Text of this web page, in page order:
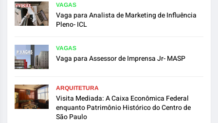
VAGAS
Vaga para Analista de Marketing de Influência
Pleno- ICL
VAGAS
Vaga para Assessor de Imprensa Jr- MASP
ARQUITETURA
Visita Mediada: A Caixa Econômica Federal
enquanto Patrimônio Histórico do Centro de
São Paulo